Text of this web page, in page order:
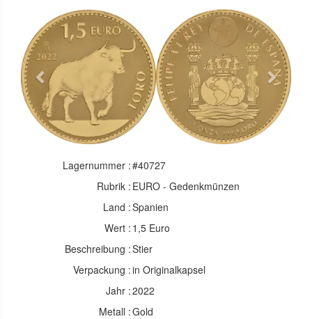
Previous Next
Lagernummer :#40727
Rubrik : EURO - Gedenkmünzen
Land :Spanien
Wert : 1,5 Euro
Beschreibung :Stier
Verpackung :in Originalkapsel
Jahr :2022
Metall :Gold